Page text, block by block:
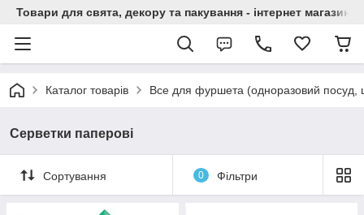
Товари для свята, декору та пакування - інтернет магазин
Каталог товарів Все для фуршета (одноразовий посуд,
Серветки паперові
Сортування 0 Фільтри